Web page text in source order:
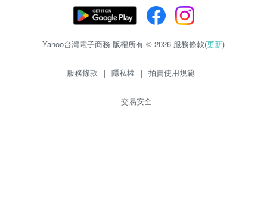
Yahoo台灣電子商務 版權所有 © 2026 服務條款(更新)
服務條款 | 隱私權 | 拍賣使用規範
交易安全